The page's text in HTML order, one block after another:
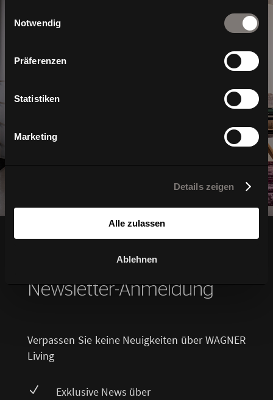
Notwendig
Präferenzen
Statistiken
Marketing
Details zeigen
Alle zulassen
Ablehnen
Ihre Vorteile bei Ihrer
Newsletter-Anmeldung
Verpassen Sie keine Neuigkeiten über WAGNER
Living
N
Exklusive News über